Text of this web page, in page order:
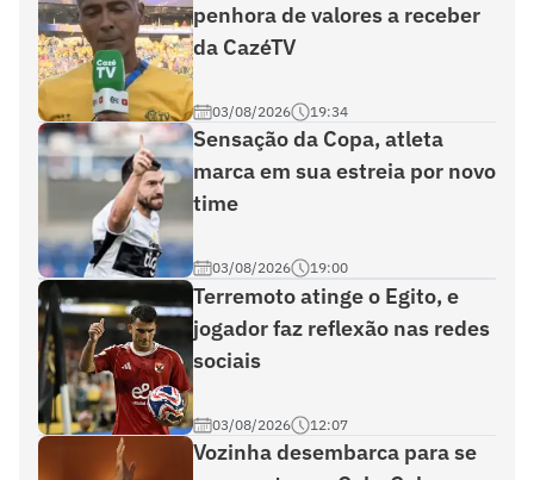
penhora de valores a receber
da CazéTV
03/08/2026 19:34
Sensação da Copa, atleta
marca em sua estreia por novo
time
03/08/2026 19:00
Terremoto atinge o Egito, e
jogador faz reflexão nas redes
sociais
03/08/2026 12:07
Vozinha desembarca para se